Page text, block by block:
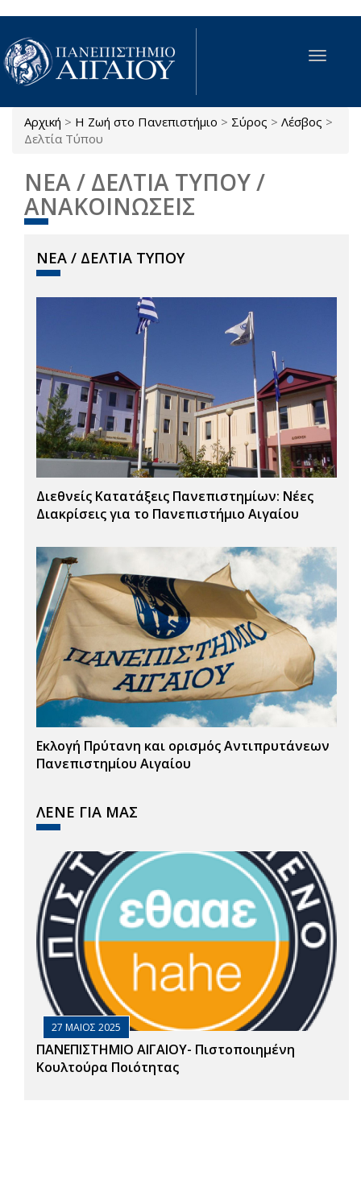
Παράκαμψη προς το κυρίως περιεχόμενο
Toggle
Είστε εδώ
Αρχική > Η Ζωή στο Πανεπιστήμιο > Σύρος > Λέσβος >
Δελτία Τύπου
ΝΕΑ / ΔΕΛΤΙΑ ΤΥΠΟΥ /
ΑΝΑΚΟΙΝΩΣΕΙΣ
ΝΕΑ / ΔΕΛΤΙΑ ΤΥΠΟΥ
Διεθνείς Κατατάξεις Πανεπιστημίων: Νέες
Διακρίσεις για το Πανεπιστήμιο Αιγαίου
Εκλογή Πρύτανη και ορισμός Αντιπρυτάνεων
Πανεπιστημίου Αιγαίου
ΛΕΝΕ ΓΙΑ ΜΑΣ
27 ΜΑΙΟΣ 2025
ΠΑΝΕΠΙΣΤΗΜΙΟ ΑΙΓΑΙΟΥ- Πιστοποιημένη
Κουλτούρα Ποιότητας